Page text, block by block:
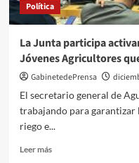
Política
La Junta participa
Jóvenes Agricultores
GabinetedePrensa
El secretario general de
trabajando para garantizar
riego e...
Leer másLeer